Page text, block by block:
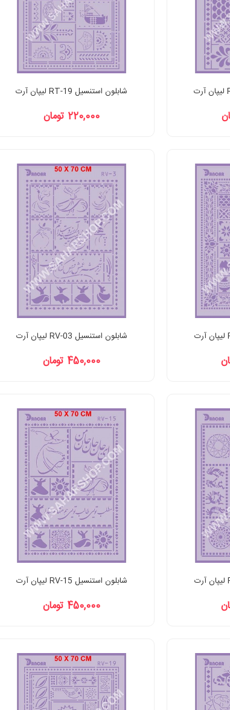
شابلون استنسیل RT-19 لیپان آرت
220,000 تومان
شابلون استنسیل RV-03 لیپان آرت
450,000 تومان
شابلون استنسیل RV-15 لیپان آرت
450,000 تومان